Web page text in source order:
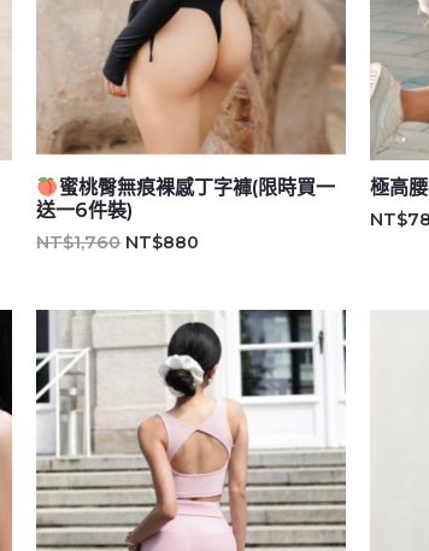
蜜桃臀無痕裸感丁字褲(限時買一
送一6件裝)
NT$1,760 NT$880
極高
NT$